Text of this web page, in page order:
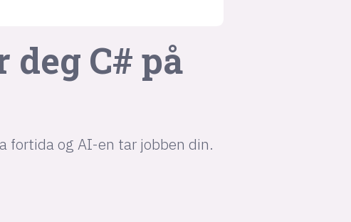
C# på
fortida og AI-en tar jobben din.